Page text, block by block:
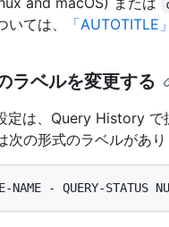
ては、 「AUTOTITLE
ベルを変更する
は、Query History で
次の形式のラベルがあ